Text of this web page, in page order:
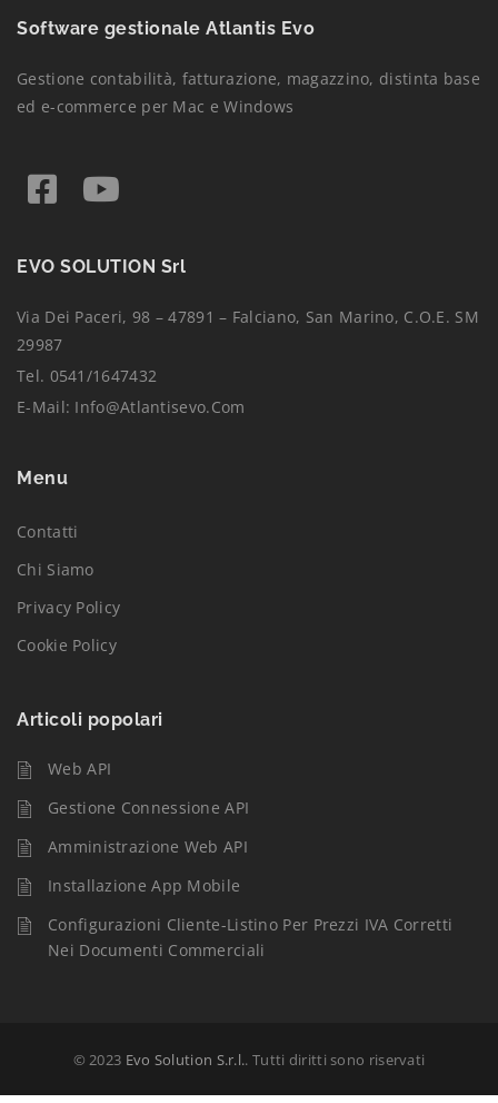
Software gestionale Atlantis Evo
Gestione contabilità, fatturazione, magazzino, distinta base
ed e-commerce per Mac e Windows
EVO SOLUTION Srl
Via Dei Paceri, 98 – 47891 – Falciano, San Marino, C.O.E. SM
29987
Tel. 0541/1647432
E-Mail: Info@atlantisevo.com
Menu
Contatti
Chi Siamo
Privacy Policy
Cookie Policy
Articoli popolari
Web API
Gestione Connessione API
Amministrazione Web API
Installazione App Mobile
Configurazioni Cliente-Listino Per Prezzi IVA Corretti
Nei Documenti Commerciali
© 2023 Evo Solution S.r.l.. Tutti diritti sono riservati